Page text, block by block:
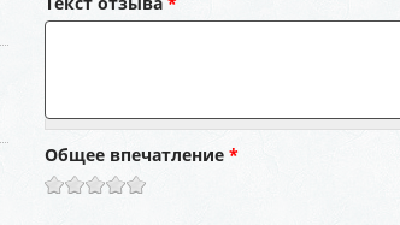
Общее впечатление *